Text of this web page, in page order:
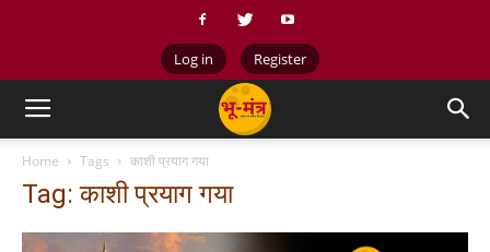
Log in Register
Home Tags काशी प्रयाग गया
Tag: काशी प्रयाग गया